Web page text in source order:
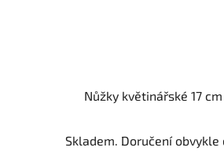
Nůžky květinářské 17
Skladem. Doručení obvykle